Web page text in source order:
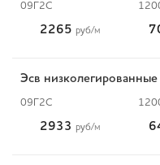
09Г2С
2265 руб/м
Эсв
09Г2С
2933 руб/м